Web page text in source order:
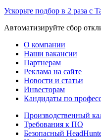
Ускорьте подбор в 2 раза с
Автоматизируйте сбор
О компании
Наши вакансии
Партнерам
Реклама на сайте
Новости и статьи
Инвесторам
Кандидаты по
Производственный
Требования к ПО
Безопасный